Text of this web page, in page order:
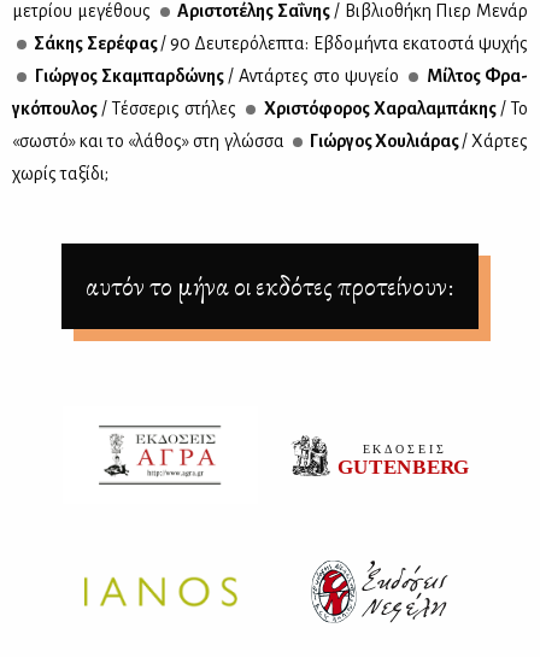
με­τρί­ου με­γέ­θους
Αρι­στο­τέ­λης Σα­ΐ­νης/ Βι­βλιο­θή­κη Πιερ Με­νάρ
Σά­κης Σε­ρέ­φας/ 90 Δευ­τε­ρό­λε­πτα: Εβδο­μή­ντα εκα­το­στά ψυ­χής
Γιώρ­γος Σκα­μπαρ­δώ­νης/ Αντάρ­τες στο ψυ­γείο
Μίλ­τος Φρα­
γκό­που­λος/ Τέσ­σε­ρις στή­λες Χρι­στό­φο­ρος Χα­ρα­λα­μπά­κης/ Το
«σω­στό» και το «λά­θος» στη γλώσ­σα
Γιώρ­γος Χου­λιά­ρας/ Χάρ­τες
χω­ρίς τα­ξί­δι;
αυτόν το μήνα οι εκδότες προτείνουν: